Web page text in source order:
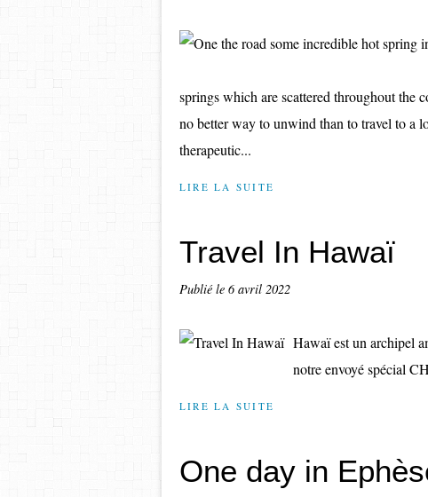
springs which are scattered throughout the
no better way to unwind than to travel to a
therapeutic...
LIRE LA SUITE
Travel In Hawaï
Publié le 6 avril 2022
Hawaï est un archipel
notre envoyé spécial
LIRE LA SUITE
One day in